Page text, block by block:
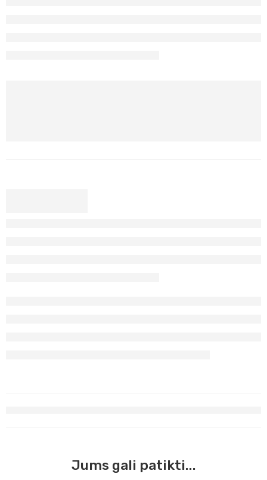
Jums gali patikti...